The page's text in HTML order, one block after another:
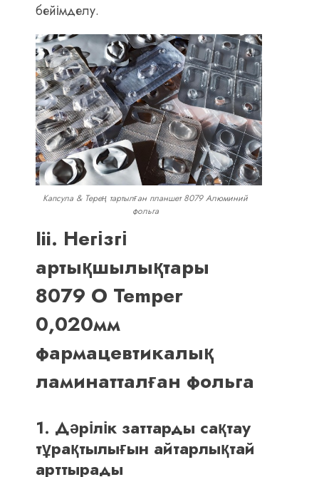
бейімделу.
Капсула & Терең тартылған планшет 8079 Алюминий
фольга
Iii. Негізгі
артықшылықтары
8079 O Temper
0,020мм
фармацевтикалық
ламинатталған фольга
1. Дәрілік заттарды сақтау
тұрақтылығын айтарлықтай
арттырады